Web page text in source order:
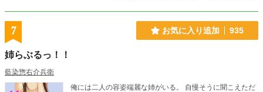
7 お気に入り追加 935
姉らぶるっ！！
藍染惣右介兵衛
俺には二人の容姿端麗な姉がいる。 自慢そうに聞こえただ